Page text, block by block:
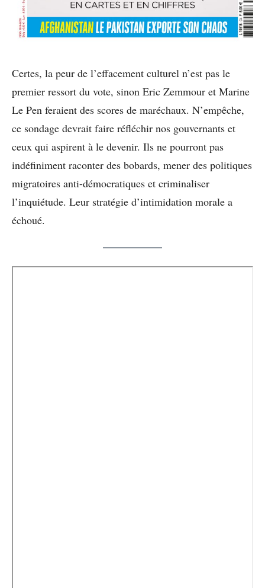
Certes, la peur de l’effacement culturel n’est pas le
premier ressort du vote, sinon Eric Zemmour et Marine
Le Pen feraient des scores de maréchaux. N’empêche,
ce sondage devrait faire réfléchir nos gouvernants et
ceux qui aspirent à le devenir. Ils ne pourront pas
indéfiniment raconter des bobards, mener des politiques
migratoires anti-démocratiques et criminaliser
l’inquiétude. Leur stratégie d’intimidation morale a
échoué.